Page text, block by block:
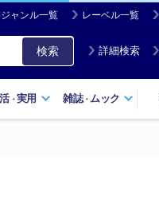
ャンル一覧 レーベル一覧
検索 詳細検索
・実用 雑誌・ ムック